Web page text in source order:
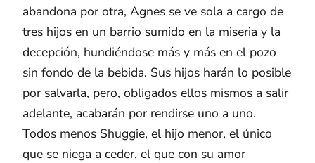
abandona por otra, Agnes se ve sola a cargo de
tres hijos en un barrio sumido en la miseria y la
decepción, hundiéndose más y más en el pozo
sin fondo de la bebida. Sus hijos harán lo posible
por salvarla, pero, obligados ellos mismos a salir
adelante, acabarán por rendirse uno a uno.
Todos menos Shuggie, el hijo menor, el único
que se niega a ceder, el que con su amor